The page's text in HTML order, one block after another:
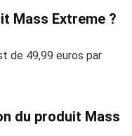
Mass Extreme ?
de 49,99 euros par
du produit Mass